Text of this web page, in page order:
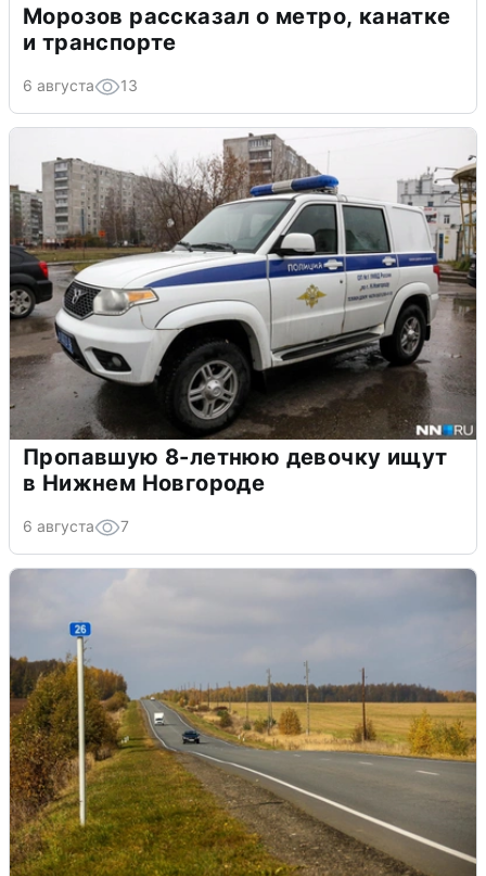
Морозов рассказал о метро, канатке
и транспорте
6 августа 13
Пропавшую 8-летнюю девочку ищут
в Нижнем Новгороде
6 августа 7